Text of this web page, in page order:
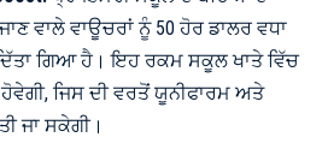
ਵਾਲੇ ਵਾਊਚਰਾਂ ਨੂੰ 50 ਹੋਰ ਡਾਲਰ ਵਧਾ
ਗਿਆ ਹੈ। ਇਹ ਰਕਮ ਸਕੂਲ ਖਾਤੇ ਵਿੱਚ
ਜਿਸ ਦੀ ਵਰਤੋਂ ਯੂਨੀਫਾਰਮ ਅਤੇ
ਜਾ ਸਕੇਗੀ।